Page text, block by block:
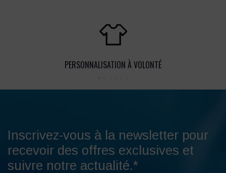
PERSONNALISATION À VOLONTÉ
Inscrivez-vous à la newsletter pour
recevoir des offres exclusives et
suivre notre actualité.*